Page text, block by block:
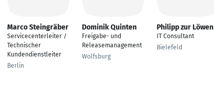
Marco Steingräber
Servicecenterleiter /
Technischer
Kundendienstleiter
Berlin
Dominik Quinten
Freigabe- und
Releasemanagement
Wolfsburg
Philipp zur Löwen
IT Consultant
Bielefeld